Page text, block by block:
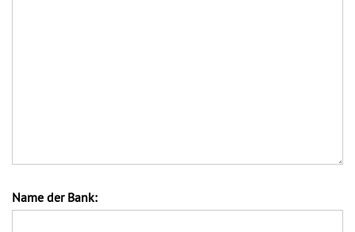
Name der Bank: